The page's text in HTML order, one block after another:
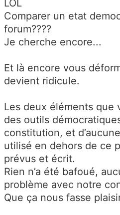
LOL
Comparer un etat
forum????
Je cherche encore...
Et là encore vous
devient ridicule.
Les deux éléments que
des outils
constitution, et
utilisé en dehors de ce
prévus et écrit.
Rien n’a été bafoué,
problème avec notre
Que ça nous fasse